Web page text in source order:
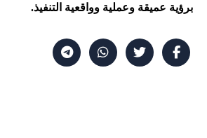
برؤية عميقة وعملية وواقعية التنفيذ.